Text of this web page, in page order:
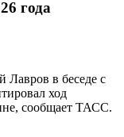
года
Лавров в беседе с
ход
сообщает ТАСС.